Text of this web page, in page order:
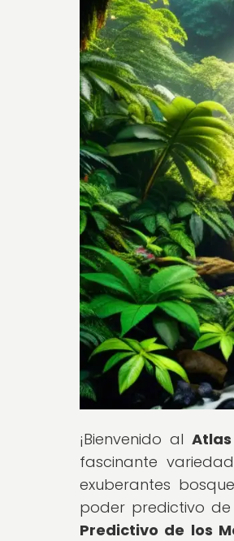
¡Bienvenido al
fascinante
exuberantes
poder predictivo
Predictivo de los